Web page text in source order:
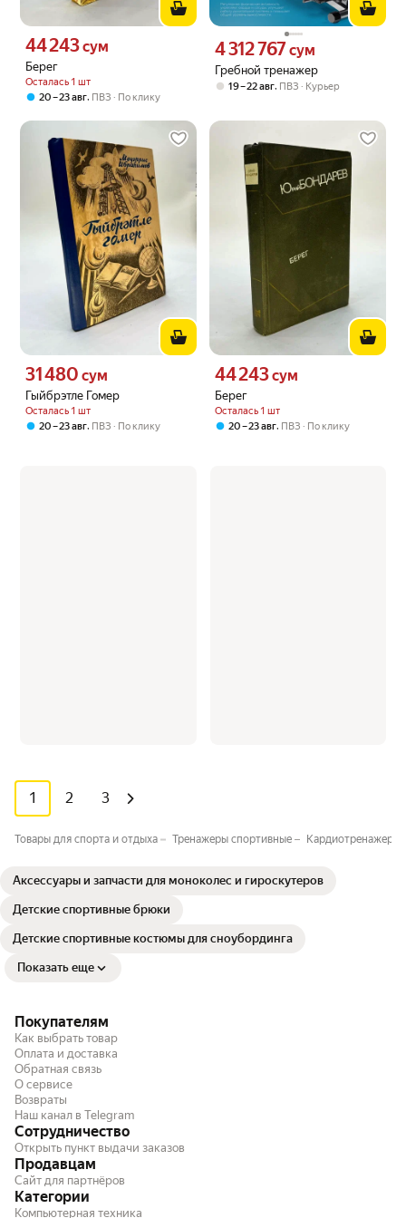
Берег
Осталась 1 шт
Цена 44243 сум вместо
44 243сум
20 – 23 авг, ПВЗ По клику
Гребной тренажер
Цена 4312767 сум вместо
4 312 767сум
19 – 22 авг, ПВЗ Курьер
Гыйбрэтле Гомер
Осталась 1 шт
Цена 31480 сум вместо
31 480 сум
20 – 23 авг, ПВЗ По клику
Берег
Осталась 1 шт
Цена 44243 сум вместо
44 243сум
20 – 23 авг, ПВЗ По клику
1 2 3
Товары для спорта и отдыха Тренажеры спортивные Кардиотренажеры
Аксессуары и запчасти для моноколес и гироскутеров
Детские спортивные брюки
Детские спортивные костюмы для сноубординга
Показать еще
Покупателям
Как выбрать товар
Оплата и доставка
Обратная связь
О сервисе
Возвраты
Наш канал в Telegram
Сотрудничество
Открыть пункт выдачи заказов
Продавцам
Сайт для партнёров
Категории
Компьютерная техника